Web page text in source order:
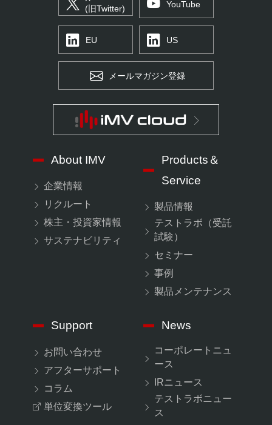
(旧Twitter)
YouTube
EU US
メールマガジン登録
About IMV
企業情報
リクルート
株主・投資家情報
サステナビリティ
Products＆
Service
製品情報
テストラボ（受託
試験）
セミナー
事例
製品メンテナンス
Support
お問い合わせ
アフターサポート
コラム
単位変換ツール
News
コーポレートニュ
ース
IRニュース
テストラボニュー
ス